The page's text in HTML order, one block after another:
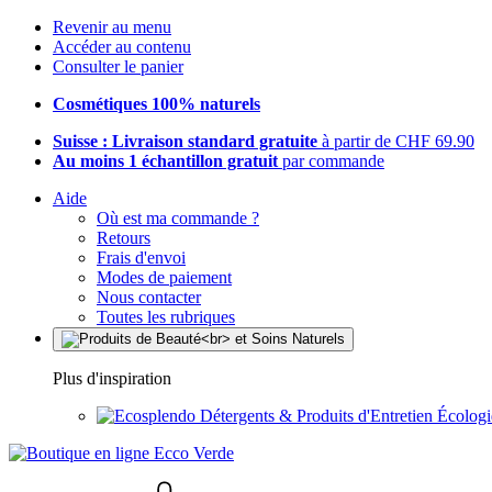
Revenir au menu
Accéder au contenu
Consulter le panier
Cosmétiques 100% naturels
Suisse : Livraison standard gratuite à partir de CHF 69.90
Au moins 1 échantillon gratuit par commande
Aide
Où est ma commande ?
Retours
Frais d'envoi
Modes de paiement
Nous contacter
Toutes les rubriques
Plus d'inspiration
Détergents & Produits d'Entretien